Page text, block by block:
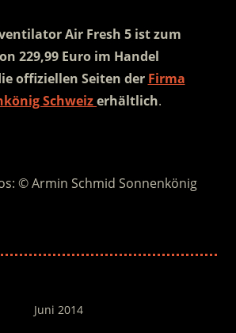
Air Fresh 5 ist zum
229,99 Euro im Handel
offiziellen Seiten der Firma
Schweizerhältlich.
© Armin Schmid Sonnenkönig
Juni 2014